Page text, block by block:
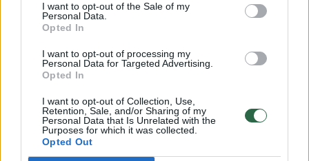
I want to opt-out of the Sale of my
Personal Data.
Opted In
I want to opt-out of processing my
Personal Data for Targeted Advertising.
Opted In
I want to opt-out of Collection, Use,
Retention, Sale, and/or Sharing of my
Personal Data that Is Unrelated with the
Purposes for which it was collected.
Opted Out
Nagrinėjant šią bylą būta visko: teisiamieji ne
kartą sirgo, be pateisinamos priežasties
neatvykdavo į posėdžius, o į juos atvykę
patvoryje, – šūkaudavo, laidydavo kandžias
replikas nepatikusiems liudytojams ar tiesiog
vidury posėdžio atsistodavo ir palikdavo